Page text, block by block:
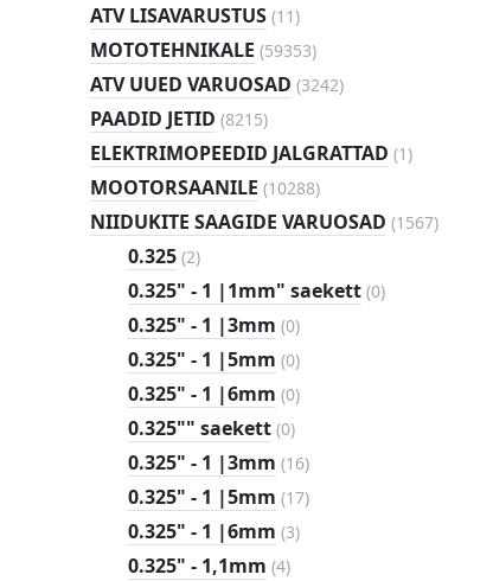
ATV LISAVARUSTUS (1111
)
MOTOTEHNIKALE (5935359353
)
ATV UUED VARUOSAD (32423242
)
PAADID JETID (82158215
toodet
)
ELEKTRIMOPEEDID JALGRATTAD (11)
MOOTORSAANILE (1028810288
toodet
)
NIIDUKITE SAAGIDE VARUOSAD (15671567
)
0.325 (22
toodet
)
0.325" - 1 |1mm" saekett (00)
0.325" - 1 |3mm (00)
0.325" - 1 |5mm (00)
0.325" - 1 |6mm (00)
0.325"" saekett (00)
0.325" - 1 |3mm (1616
)
0.325" - 1 |5mm (1717
)
0.325" - 1 |6mm (33)
0.325" - 1,1mm (44)